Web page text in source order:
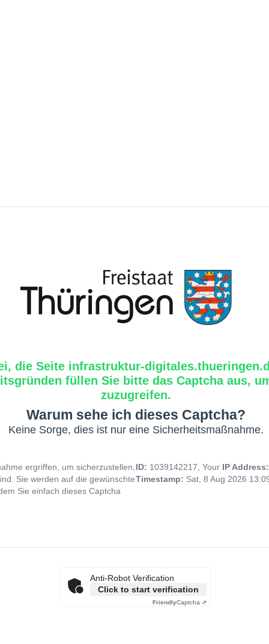
die Seite infrastruktur-
füllen Sie bitte das Captcha aus,
zuzugreifen.
Warum sehe ich dieses Captcha?
Keine Sorge, dies ist nur eine Sicherheitsmaßnahme.
ergriffen, um sicherzustellen,
Sie werden auf die gewünschte
Sie einfach dieses Captcha
ID: 1039142217, Your IP
Timestamp: Sat, 8 Aug 2026
Anti-Robot Verification
Click to start verification
FriendlyCaptcha ⇗